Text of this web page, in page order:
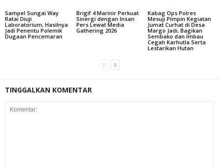
Sampel Sungai Way
Ratai Diuji
Laboratorium, Hasilnya
Jadi Penentu Polemik
Dugaan Pencemaran
Brigif 4 Marinir Perkuat
Sinergi dengan Insan
Pers Lewat Media
Gathering 2026
Kabag Ops Polres
Mesuji Pimpin Kegiatan
Jumat Curhat di Desa
Margo Jadi, Bagikan
Sembako dan Imbau
Cegah Karhutla Serta
Lestarikan Hutan
TINGGALKAN KOMENTAR